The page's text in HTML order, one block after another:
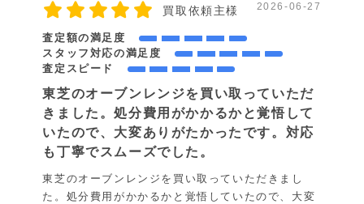
買取依頼主様 2026-06-27
査定額の満足度
スタッフ対応の満足度
査定スピード
東芝のオーブンレンジを買い取っていただ
きました。処分費用がかかるかと覚悟して
いたので、大変ありがたかったです。対応
も丁寧でスムーズでした。
東芝のオーブンレンジを買い取っていただきまし
た。処分費用がかかるかと覚悟していたので、大変